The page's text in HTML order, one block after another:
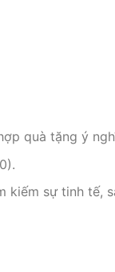
quà tặng ý
kiếm sự tinh tế,